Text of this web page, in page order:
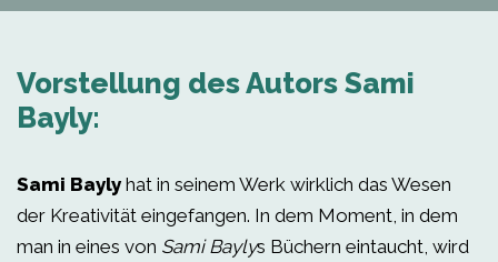
Vorstellung des Autors Sami
Bayly:
Sami Bayly hat in seinem Werk wirklich das Wesen
der Kreativität eingefangen. In dem Moment, in dem
man in eines von Sami Baylys Büchern eintaucht, wird